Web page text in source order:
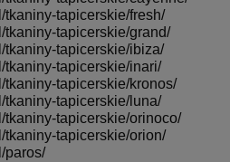
tkaniny-tapicerskie/fresh/
tkaniny-tapicerskie/grand/
tkaniny-tapicerskie/ibiza/
tkaniny-tapicerskie/inari/
tkaniny-tapicerskie/kronos/
tkaniny-tapicerskie/luna/
tkaniny-tapicerskie/orinoco/
tkaniny-tapicerskie/orion/
paros/